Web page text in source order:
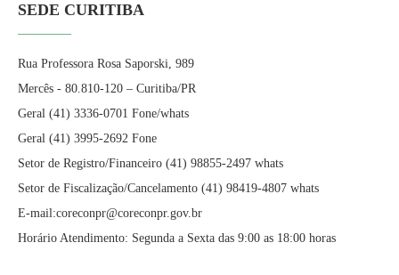
SEDE CURITIBA
Rua Professora Rosa Saporski, 989
Mercês - 80.810-120 – Curitiba/PR
Geral (41) 3336-0701 Fone/whats
Geral (41) 3995-2692 Fone
Setor de Registro/Financeiro (41) 98855-2497 whats
Setor de Fiscalização/Cancelamento (41) 98419-4807 whats
E-mail:coreconpr@coreconpr.gov.br
Horário Atendimento: Segunda a Sexta das 9:00 as 18:00 horas